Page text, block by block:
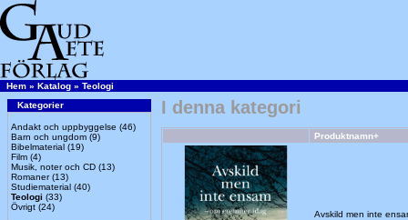
Hem » Katalog » Teologi
Kategorier
Andakt och uppbyggelse (46)
Barn och ungdom (9)
Bibelmaterial (19)
Film (4)
Musik, noter och CD (13)
Romaner(13)
Studiematerial (40)
Teologi (33)
Övrigt (24)
I denna kategori
Produktnamn+
Avskild men inte